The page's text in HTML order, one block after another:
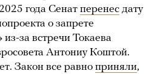
года Сенат перенес дату
о запрете
за встречи Токаева
Антониу Коштой.
Закон все равно приняли,